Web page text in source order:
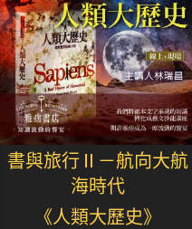
書與旅行Ⅱ－航向大航
海時代
《人類大歷史》